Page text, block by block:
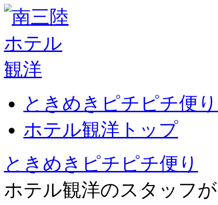
ときめきピチピチ便
ホテル観洋トップ
ときめきピチピチ便り
ホテル観洋のスタッフ